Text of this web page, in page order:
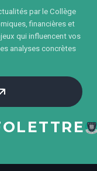
par le Collège
financières et
qui influencent vos
analyses concrètes